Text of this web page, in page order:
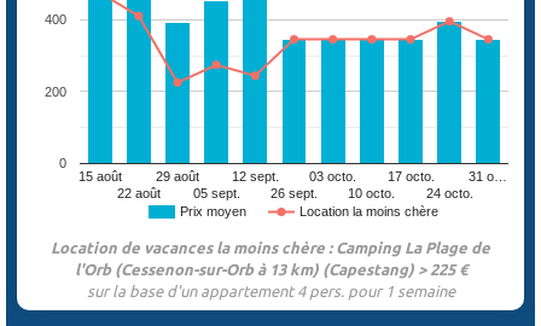
Prix moyen Location la moins chère
15 août
22 août
29 août
05 sept.
12 sept.
26 sept.
03 octo.
10 octo.
17 octo.
24 octo.
31 o…
0
200
400
Location de vacances la moins chère : Camping La Plage de
l'Orb (Cessenon-sur-Orb à 13 km) (Capestang) > 225 €
sur la base d'un appartement 4 pers. pour 1 semaine